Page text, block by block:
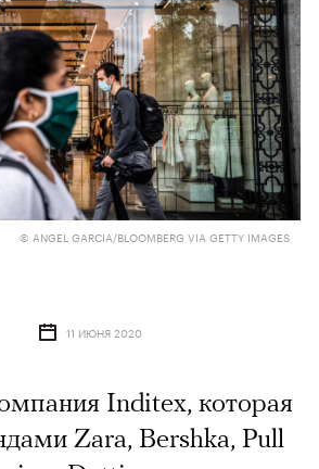
© ANGEL GARCIA/BLOOMBERG VIA GETTY IMAGES
11 ИЮНЯ 2020
Inditex, которая
Zara, Bershka, Pull